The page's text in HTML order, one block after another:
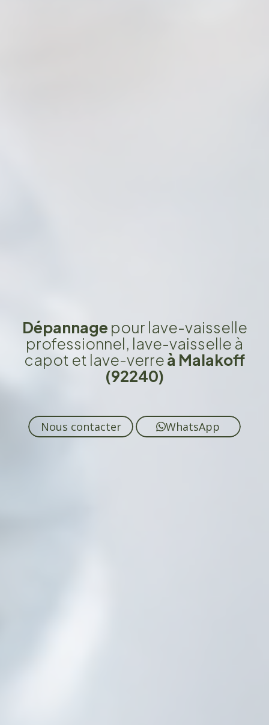
Dépannage pour lave-vaisselle
professionnel, lave-vaisselle à
capot et lave-verreà Malakoff
(92240)
Nous contacter WhatsApp